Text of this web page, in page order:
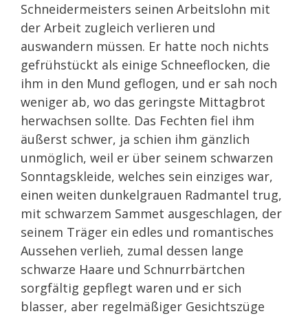
Schneidermeisters seinen Arbeitslohn mit
der Arbeit zugleich verlieren und
auswandern müssen. Er hatte noch nichts
gefrühstückt als einige Schneeflocken, die
ihm in den Mund geflogen, und er sah noch
weniger ab, wo das geringste Mittagbrot
herwachsen sollte. Das Fechten fiel ihm
äußerst schwer, ja schien ihm gänzlich
unmöglich, weil er über seinem schwarzen
Sonntagskleide, welches sein einziges war,
einen weiten dunkelgrauen Radmantel trug,
mit schwarzem Sammet ausgeschlagen, der
seinem Träger ein edles und romantisches
Aussehen verlieh, zumal dessen lange
schwarze Haare und Schnurrbärtchen
sorgfältig gepflegt waren und er sich
blasser, aber regelmäßiger Gesichtszüge